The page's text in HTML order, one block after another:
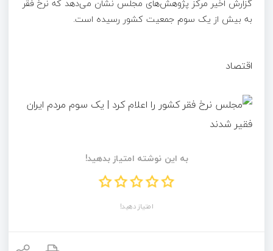
گزارش اخیر مرکز پژوهش‌های مجلس نشان می‌دهد که نرخ فقر
به بیش از یک‌ سوم جمعیت کشور رسیده است.
اقتصاد
به این نوشته امتیاز بدهید!
امتیاز دهید!